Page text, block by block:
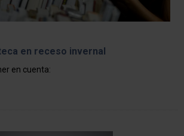
en receso invernal
en cuenta: